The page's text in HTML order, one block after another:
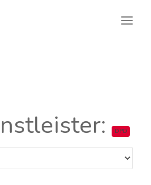
DPD